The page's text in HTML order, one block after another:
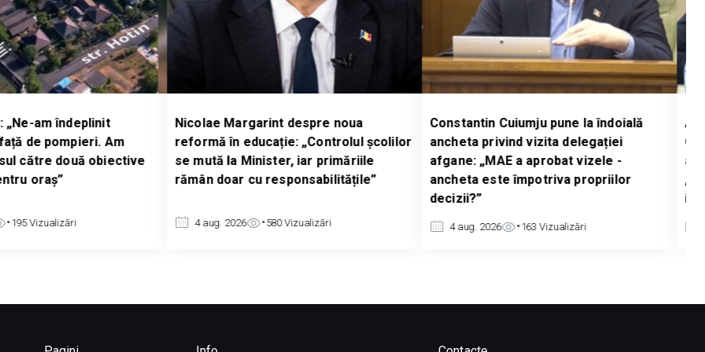
Nicolae Margarint despre noua
reformă în educație: „Controlul școlilor
se mută la Minister, iar primăriile
rămân doar cu responsabilitățile”
Vizualizări
Constantin Cuiumju pune la îndoială
ancheta privind vizita delegației
afgane: „MAE a aprobat vizele -
ancheta este împotriva propriilor
Vizualizări
Alexandr Berlinschii
Guvernului privind
administrației talibane
„Aceștia sunt